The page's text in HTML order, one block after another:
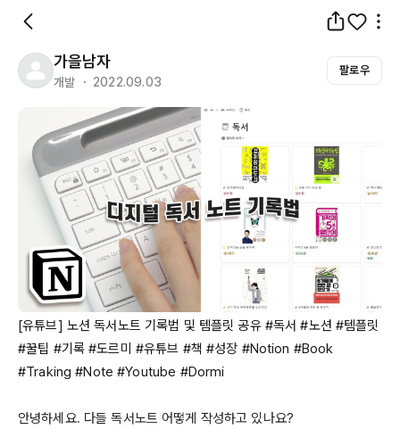
가을남자
개발 ・ 2022.09.03
팔로우
[유튜브] 노션 독서노트 기록법 및 템플릿 공유 #독서 #노션 #템플릿
#꿀팁 #기록 #도르미 #유튜브 #책 #성장 #Notion #Book
#Traking #Note #Youtube #Dormi
안녕하세요. 다들 독서노트 어떻게 작성하고 있나요?